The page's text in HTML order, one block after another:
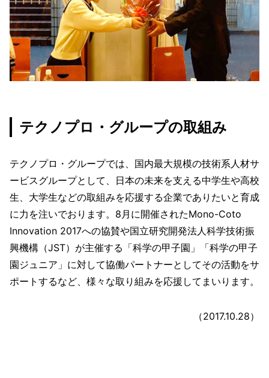
テクノプロ・グループの取組み
テクノプロ・グループでは、国内最大規模の技術系人材サ
ービスグループとして、日本の未来を支える中学生や高校
生、大学生などの取組みを応援する企業でありたいと育成
に力を注いでおります。8月に開催されたMono-Coto
Innovation 2017への協賛や国立研究開発法人科学技術振
興機構（JST）が主催する「科学の甲子園」「科学の甲子
園ジュニア」に対して協働パートナーとしてその活動をサ
ポートするなど、様々な取り組みを応援してまいります。
（2017.10.28）